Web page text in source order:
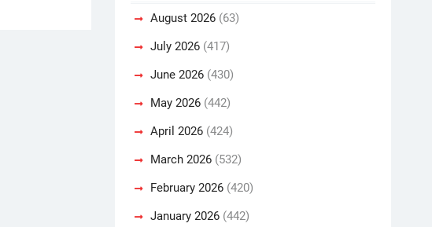
August 2026 (63)
July 2026 (417)
June 2026 (430)
May 2026 (442)
April 2026 (424)
March 2026 (532)
February 2026 (420)
January 2026 (442)